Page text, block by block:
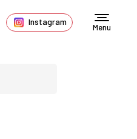
Instagram
Menu